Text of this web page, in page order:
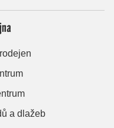
a dlažeb